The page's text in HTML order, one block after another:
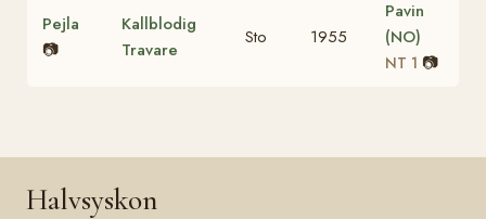
Pejla
📷
Kallblodig
Travare
Sto 1955
Pavin
(NO)
NT 1 📷
Halvsyskon